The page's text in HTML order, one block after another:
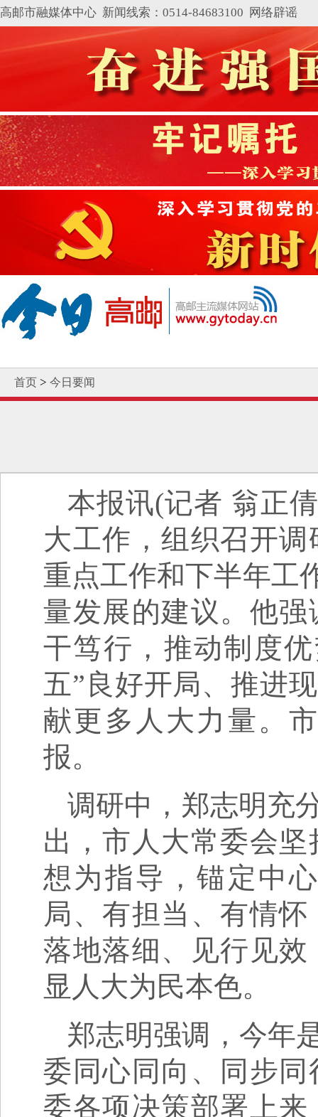
高邮市融媒体中心 新闻线索：0514-84683100 网络辟谣
首页 > 今日要闻
本报讯(记者 翁正
大工作，组织召开
重点工作和下半年工
量发展的建议。他
干笃行，推动制度
五”良好开局、推进
献更多人大力量。
报。
调研中，郑志明充
出，市人大常委会
想为指导，锚定中
局、有担当、有情
落地落细、见行见
显人大为民本色。
郑志明强调，今年
委同心同向、同步
委各项决策部署上